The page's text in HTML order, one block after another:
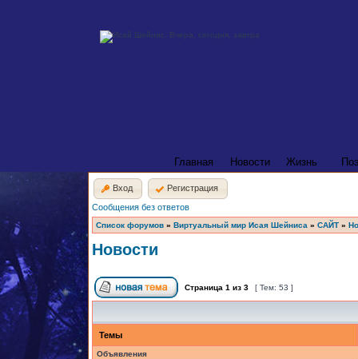
Главная Новости Жизнь
Вход
Регистрация
Сообщения без ответов
Список форумов » Виртуальный мир Исая Шейниса » САЙТ »
Новости
Страница 1 из 3 [ Тем: 53 ]
Темы
Объявления